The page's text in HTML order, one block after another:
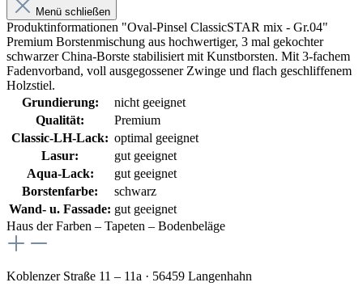
Menü schließen
Produktinformationen "Oval-Pinsel ClassicSTAR mix - Gr.04"
Premium Borstenmischung aus hochwertiger, 3 mal gekochter
schwarzer China-Borste stabilisiert mit Kunstborsten. Mit 3-fachem
Fadenvorband, voll ausgegossener Zwinge und flach geschliffenem
Holzstiel.
Grundierung:
nicht geeignet
Qualität:
Premium
Classic-LH-Lack: optimal geeignet
Lasur:
gut geeignet
Aqua-Lack:
gut geeignet
Borstenfarbe:
schwarz
Wand- u. Fassade: gut geeignet
Haus der Farben – Tapeten – Bodenbeläge
Koblenzer Straße 11 – 11a · 56459 Langenhahn